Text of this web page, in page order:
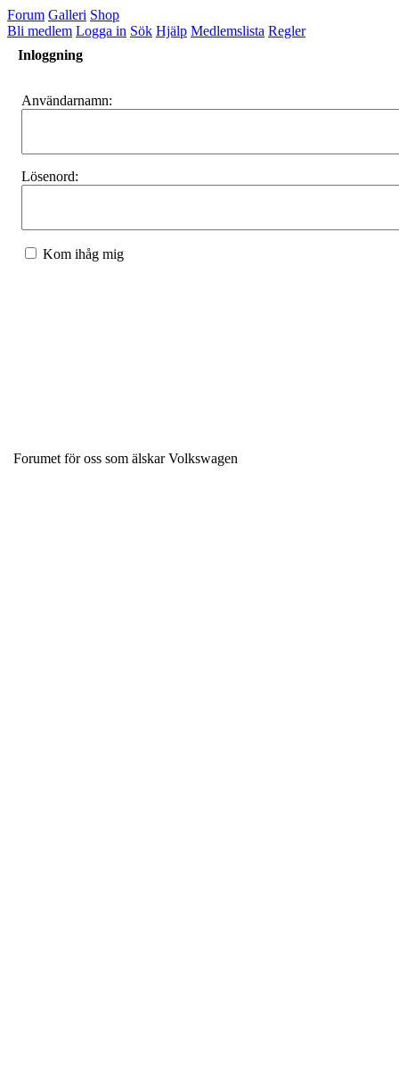
Forum Galleri Shop
Bli medlem Logga in Sök Hjälp Medlemslista Regler
Inloggning
Användarnamn:
Lösenord:
Kom ihåg mig
Forumet för oss som älskar Volkswagen